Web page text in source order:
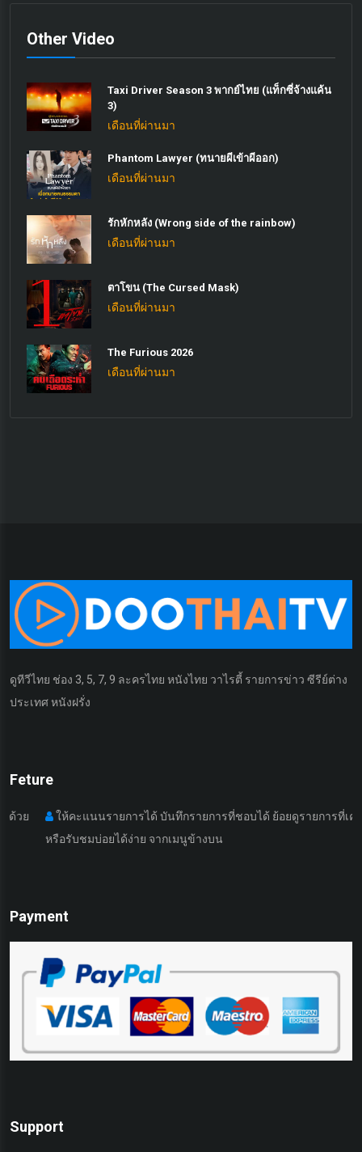
Other Video
Taxi Driver Season 3 พากย์ไทย (แท็กซี่จ้างแค้น
3)
เดือนที่ผ่านมา
Phantom Lawyer (ทนายผีเข้าผีออก)
เดือนที่ผ่านมา
รักหักหลัง (Wrong side of the rainbow)
เดือนที่ผ่านมา
ตาโขน (The Cursed Mask)
เดือนที่ผ่านมา
The Furious 2026
เดือนที่ผ่านมา
ดูทีวีไทย ช่อง 3, 5, 7, 9 ละครไทย หนังไทย วาไรตี้ รายการข่าว ซีรีย์ต่าง
ประเทศ หนังฝรั่ง
Feture
ให้คะแนนรายการได้ บันทึกรายการที่ชอบได้ ย้อยดูรายการที่เคยดูมา
หรือรับชมบ่อยได้ง่าย จากเมนูข้างบน
Payment
Support